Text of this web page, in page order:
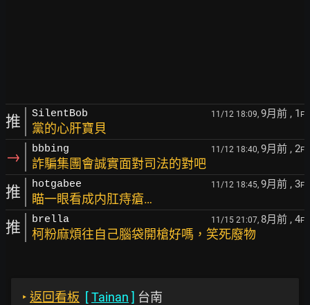
推 SilentBob 11/12 18:09, 9月前 , 1 F
黨的心肝寶貝
→ bbbing 11/12 18:40, 9月前 , 2F
詐騙集團會誠實面對司法的對吧
推 hotgabee 11/12 18:45, 9月前 , 3F
瞄一眼看成内肛痔瘡…
推 brella 11/15 21:07, 8月前 , 4F
柯粉麻煩往自己腦袋開槍好嗎，笑死廢物
‣ 返回看板 [Tainan ] 台南